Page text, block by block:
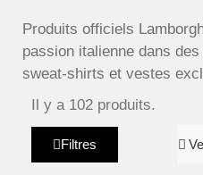
Produits officiels
passion italienne dans
sweat-shirts et vestes
Il y a 102 produits.
Filtres